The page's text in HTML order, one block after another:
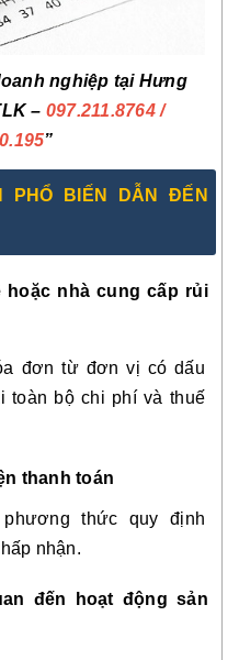
nghiệp tại Hưng
– 097.211.8764/
”
PHỔ BIẾN DẪN ĐẾN
nhà cung cấp rủi
đơn từ đơn vị có dấu
toàn bộ chi phí và thuế
thanh toán
thức quy định
nhận.
đến hoạt động sản